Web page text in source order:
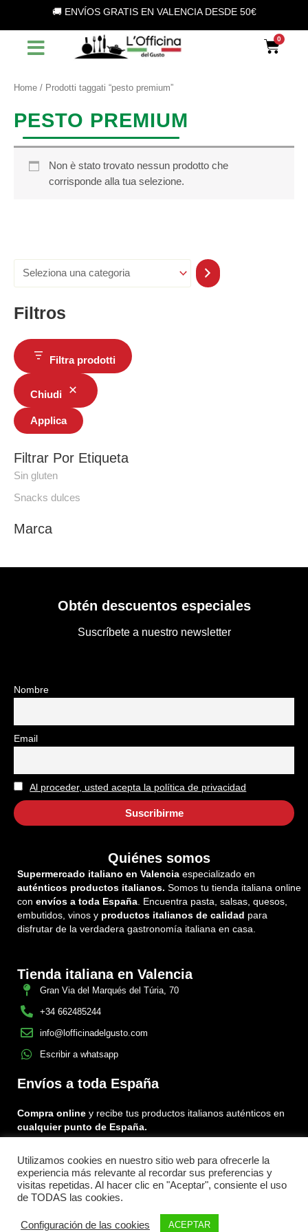
contenuto
🚚 ENVÍOS GRATIS EN VALENCIA DESDE 50€
l
o
u
a
Filtros
Filtra prodotti
Chiudi
Applica
Filtrar Por Etiqueta
Sin gluten
Snacks dulces
Marca
Home / Prodotti taggati “pesto premium”
PESTO PREMIUM
Non è stato trovato nessun prodotto che
corrisponde alla tua selezione.
Obtén descuentos especiales
Suscríbete a nuestro newsletter
Nombre
Email
Al proceder, usted acepta la política de privacidad
Quiénes somos
Supermercado italiano en Valencia especializado en
auténticos productos italianos. Somos tu tienda italiana online
con envíos a toda España. Encuentra pasta, salsas, quesos,
embutidos, vinos y productos italianos de calidad para
disfrutar de la verdadera gastronomía italiana en casa.
Tienda italiana en Valencia
Gran Via del Marqués del Túria, 70
+34 662485244
info@lofficinadelgusto.com
Escribir a whatsapp
Envíos a toda España
Compra online y recibe tus productos italianos auténticos en
cualquier punto de España.
Encuéntranos en:
FacebookInstagram
Tiktok
Menu
Utilizamos cookies en nuestro sitio web para ofrecerle la
experiencia más relevante al recordar sus preferencias y
visitas repetidas. Al hacer clic en "Aceptar", consiente el uso
de TODAS las cookies.
Configuración de las cookies ACEPTAR